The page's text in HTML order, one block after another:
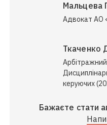
Мальцева
Адвокат АО
Ткаченко
керуючих
Бажаєте стати